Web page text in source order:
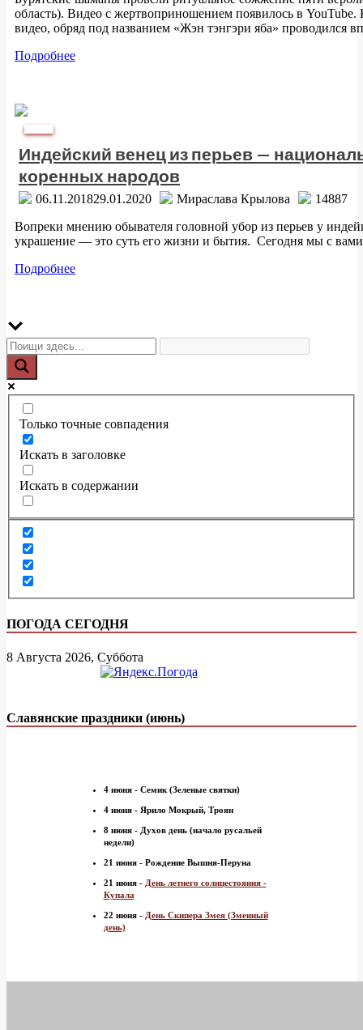
область). Видео с жертвоприношением появилось в YouTube.
видео, обряд под названием «Жэн тэнгэри яба» проводился
Подробнее
Индейский венец из перьев —
коренных народов
06.11.201829.01.2020 Мираслава Крылова
14887
Вопреки мнению обывателя головной убор из перьев у
украшение — это суть его жизни и бытия. Сегодня мы с
Подробнее
Только точные совпадения
Искать в заголовке
Искать в содержании
ПОГОДА СЕГОДНЯ
8 Августа 2026, Суббота
Славянские праздники (июнь)
4 июня - Семик (Зеленые святки)
4 июня - Ярило Мокрый, Троян
8 июня - Духов день (начало русальей
недели)
21 июня - Рождение Вышня-Перуна
21 июня - День летнего солнцестояния -
Купала
22 июня - День Скипера Змея (Змеиный
день)